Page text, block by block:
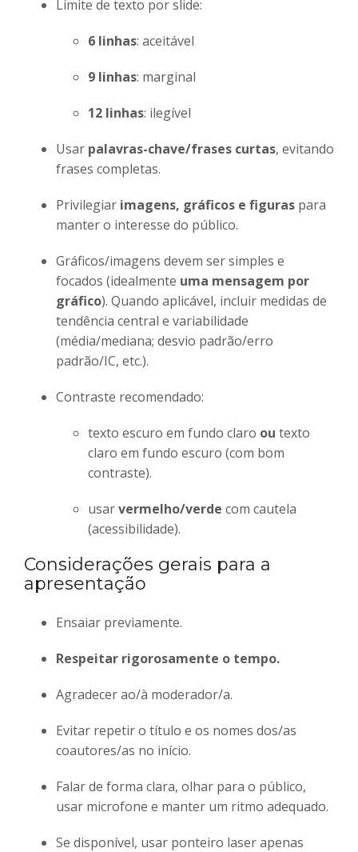
Limite de texto por slide:
6 linhas: aceitável
9 linhas: marginal
12 linhas: ilegível
Usar palavras-chave/frases curtas, evitando
frases completas.
Privilegiar imagens, gráficos e figuras para
manter o interesse do público.
Gráficos/imagens devem ser simples e
focados (idealmente uma mensagem por
gráfico). Quando aplicável, incluir medidas de
tendência central e variabilidade
(média/mediana; desvio padrão/erro
padrão/IC, etc.).
Contraste recomendado:
texto escuro em fundo claro ou texto
claro em fundo escuro (com bom
contraste).
usarvermelho/verde com cautela
(acessibilidade).
Considerações gerais para a
apresentação
Ensaiar previamente.
Respeitar rigorosamente o tempo.
Agradecer ao/à moderador/a.
Evitar repetir o título e os nomes dos/as
coautores/as no início.
Falar de forma clara, olhar para o público,
usar microfone e manter um ritmo adequado.
Se disponível, usar ponteiro laser apenas